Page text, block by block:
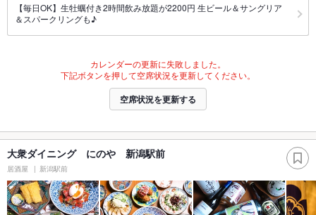
【毎日OK】生牡蠣付き2時間飲み放題が2200円 生ビール＆サングリア
＆スパークリングも♪
カレンダーの更新に失敗しました。
下記ボタンを押して空席状況を更新してください。
空席状況を更新する
大衆ダイニング にのや 新潟駅前
居酒屋 新潟駅前